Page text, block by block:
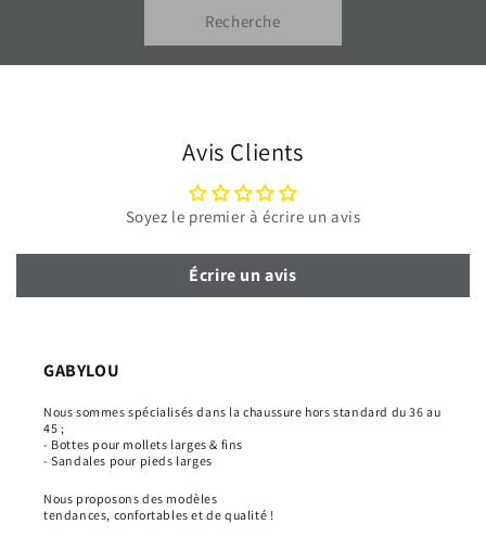
Recherche
Avis Clients
Soyez le premier à écrire un avis
Écrire un avis
GABYLOU
Nous sommes spécialisés dans la chaussure hors standard du 36 au
45 ;
- Bottes pour mollets larges & fins
- Sandales pour pieds larges
Nous proposons des modèles
tendances, confortables et de qualité !